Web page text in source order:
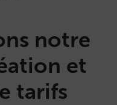
notre
et
tarifs